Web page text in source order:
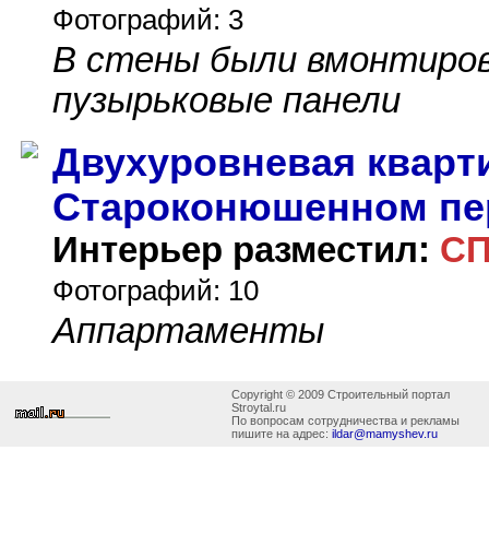
Фотографий: 3
В стены были
пузырьковые панели
Двухуровневая
Староконюшенном
Интерьер разместил:
Фотографий: 10
Аппартаменты
Copyright © 2009 Строительный портал
Stroytal.ru
По вопросам сотрудничества и рекламы
пишите на адрес: ildar@mamyshev.ru